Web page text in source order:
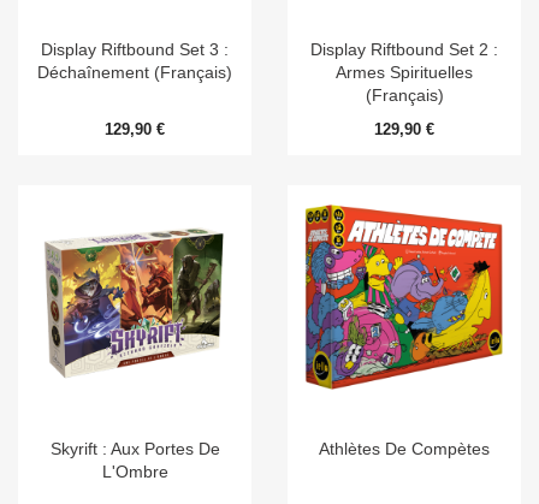
Display Riftbound Set 3 :
Déchaînement (Français)
129,90 €
Display Riftbound Set 2 :
Armes Spirituelles
(Français)
129,90 €
Skyrift : Aux Portes De
L'Ombre
Athlètes De Compètes